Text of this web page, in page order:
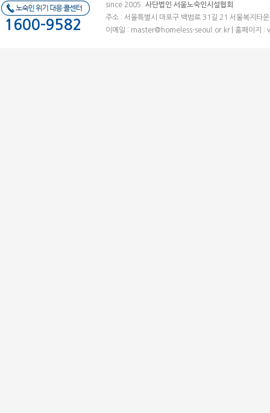
1600-9582
since 2005. 사단법인 서울노숙인시설협회
주소 : 서울특별시 마포구 백범로 31길 21 서울복지
이메일 : master@homeless-seoul.or.kr| 홈페이지 :